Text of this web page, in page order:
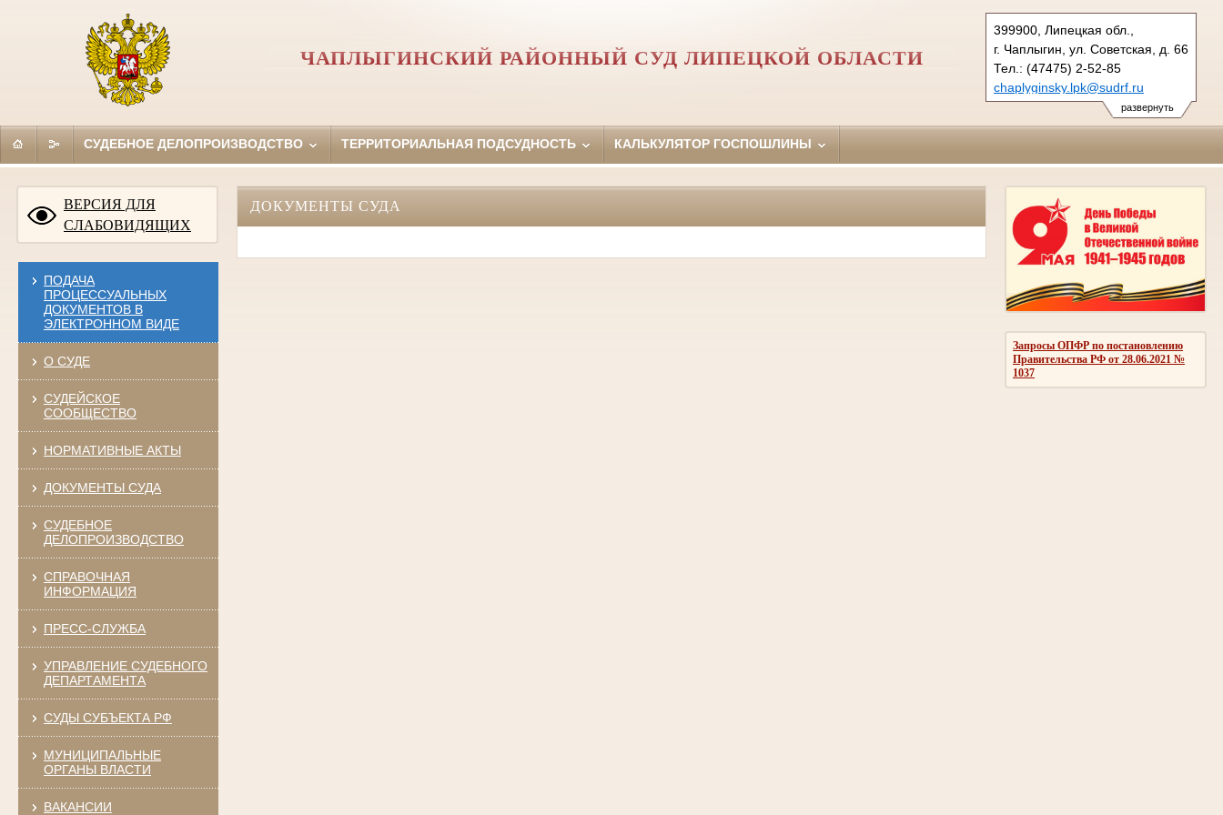
развернуть
399900, Липецкая обл.,
г. Чаплыгин, ул. Советская, д. 66
Тел.: (47475) 2-52-85
chaplyginsky.lpk@sudrf.ru
ЧАПЛЫГИНСКИЙ РАЙОННЫЙ СУД ЛИПЕЦКОЙ ОБЛАСТИ
СУДЕБНОЕ ДЕЛОПРОИЗВОДСТВО ТЕРРИТОРИАЛЬНАЯ ПОДСУДНОСТЬ КАЛЬКУЛЯТОР ГОСПОШЛИНЫ
ВЕРСИЯ ДЛЯ
СЛАБОВИДЯЩИХ
ПОДАЧА
ПРОЦЕССУАЛЬНЫХ
ДОКУМЕНТОВ В
ЭЛЕКТРОННОМ ВИДЕ
О СУДЕ
СУДЕЙСКОЕ
СООБЩЕСТВО
НОРМАТИВНЫЕ АКТЫ
ДОКУМЕНТЫ СУДА
СУДЕБНОЕ
ДЕЛОПРОИЗВОДСТВО
СПРАВОЧНАЯ
ИНФОРМАЦИЯ
ПРЕСС-СЛУЖБА
УПРАВЛЕНИЕ СУДЕБНОГО
ДЕПАРТАМЕНТА
СУДЫ СУБЪЕКТА РФ
МУНИЦИПАЛЬНЫЕ
ОРГАНЫ ВЛАСТИ
ВАКАНСИИ
Запросы ОПФР по постановлению
Правительства РФ от 28.06.2021 №
1037
ДОКУМЕНТЫ СУДА